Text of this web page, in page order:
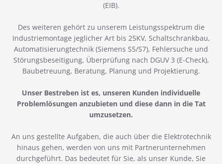
(EIB).
Des weiteren gehört zu unserem Leistungsspektrum die
Industriemontage jeglicher Art bis 25KV, Schaltschrankbau,
Automatisierungtechnik (Siemens S5/S7), Fehlersuche und
Störungsbeseitigung, Überprüfung nach DGUV 3 (E-Check),
Baubetreuung, Beratung, Planung und Projektierung.
Unser Bestreben ist es, unseren Kunden individuelle
Problemlösungen anzubieten und diese dann in die Tat
umzusetzen.
An uns gestellte Aufgaben, die auch über die Elektrotechnik
hinaus gehen, werden von uns mit Partnerunternehmen
durchgeführt. Das bedeutet für Sie, als unser Kunde, Sie